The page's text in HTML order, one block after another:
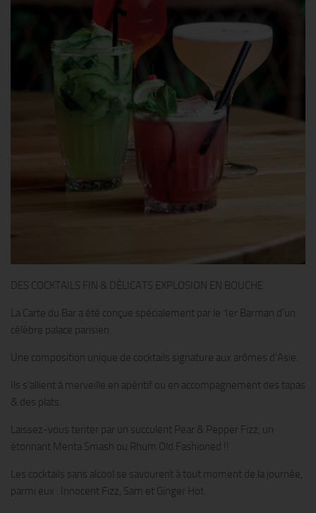
DES COCKTAILS FIN & DÉLICATS EXPLOSION EN BOUCHE
La Carte du Bar a été conçue spécialement par le 1er Barman d’un
célèbre palace parisien.
Une composition unique de cocktails signature aux arômes d’Asie.
Ils s’allient à merveille en apéritif ou en accompagnement des tapas
& des plats.
Laissez-vous tenter par un succulent Pear & Pepper Fizz, un
étonnant Menta Smash ou Rhum Old Fashioned !!
Les cocktails sans alcool se savourent à tout moment de la journée,
parmi eux : Innocent Fizz, Sam et Ginger Hot.